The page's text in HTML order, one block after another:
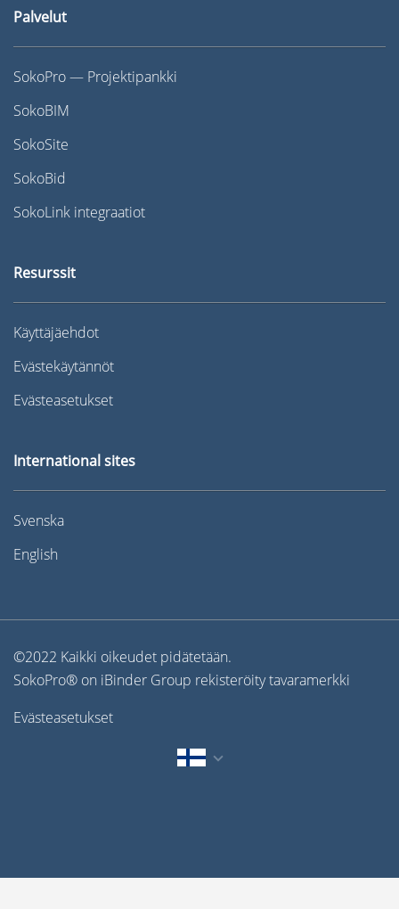
Palvelut
SokoPro — Projektipankki
SokoBIM
SokoSite
SokoBid
SokoLink integraatiot
Resurssit
Käyttäjäehdot
Evästekäytännöt
Evästeasetukset
International sites
Svenska
English
©2022 Kaikki oikeudet pidätetään.
SokoPro® on iBinder Group rekisteröity tavaramerkki
Evästeasetukset